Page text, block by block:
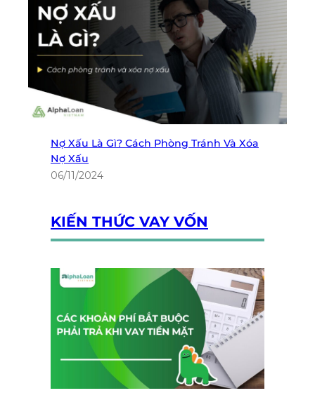
Nợ Xấu Là Gì? Cách Phòng Tránh Và Xóa
Nợ Xấu
06/11/2024
KIẾN THỨC VAY VỐN